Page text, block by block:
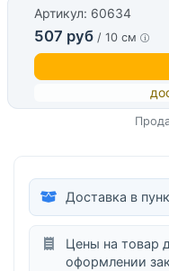
Артикул: 60634
507 руб / 10 см
Доставка в
Цены на товар
оформлении